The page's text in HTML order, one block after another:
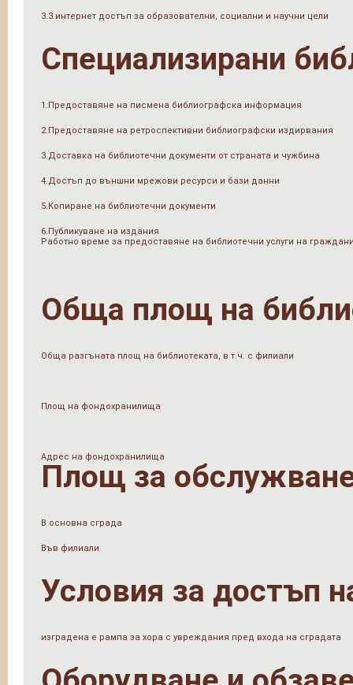
3.3.интернет достъп за образователни, социални и научни цели
Специализирани
1.Предоставяне на писмена библиографска информация
2.Предоставяне на ретроспективни библиографски издирвания
3.Доставка на библиотечни документи от страната и чужбина
4.Достъп до външни мрежови ресурси и бази данни
5.Копиране на библиотечни документи
6.Публикуване на издания
Работно време за предоставяне на библиотечни услуги на
Обща площ на
Обща разгъната площ на библиотеката, в т.ч. с филиали
Площ на фондохранилища
Адрес на фондохранилища
Площ за
В основна сграда
Във филиали
Условия за достъп
изградена е рампа за хора с увреждания пред входа на сградата